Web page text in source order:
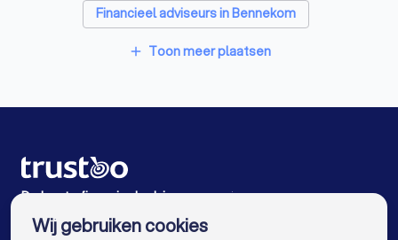
Financieel adviseurs in Bennekom
Financieel adviseurs in Lunteren
Financieel adviseurs in Renkum
Financieel adviseurs in Amsterdam
add Toon meer plaatsen
De beste financieel adviseurs voor jou
Wij gebruiken cookies